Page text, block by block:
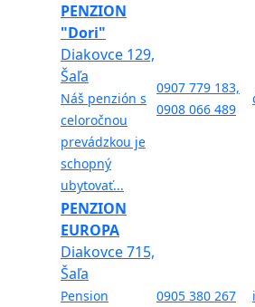
PENZION
"Dori"
Diakovce 129,
Šaľa
Náš penzión s
celoročnou
prevádzkou je
schopný
ubytovať...
0907 779 183,
0908 066 489
PENZION
EUROPA
Diakovce 715,
Šaľa
Pension
0905 380 267